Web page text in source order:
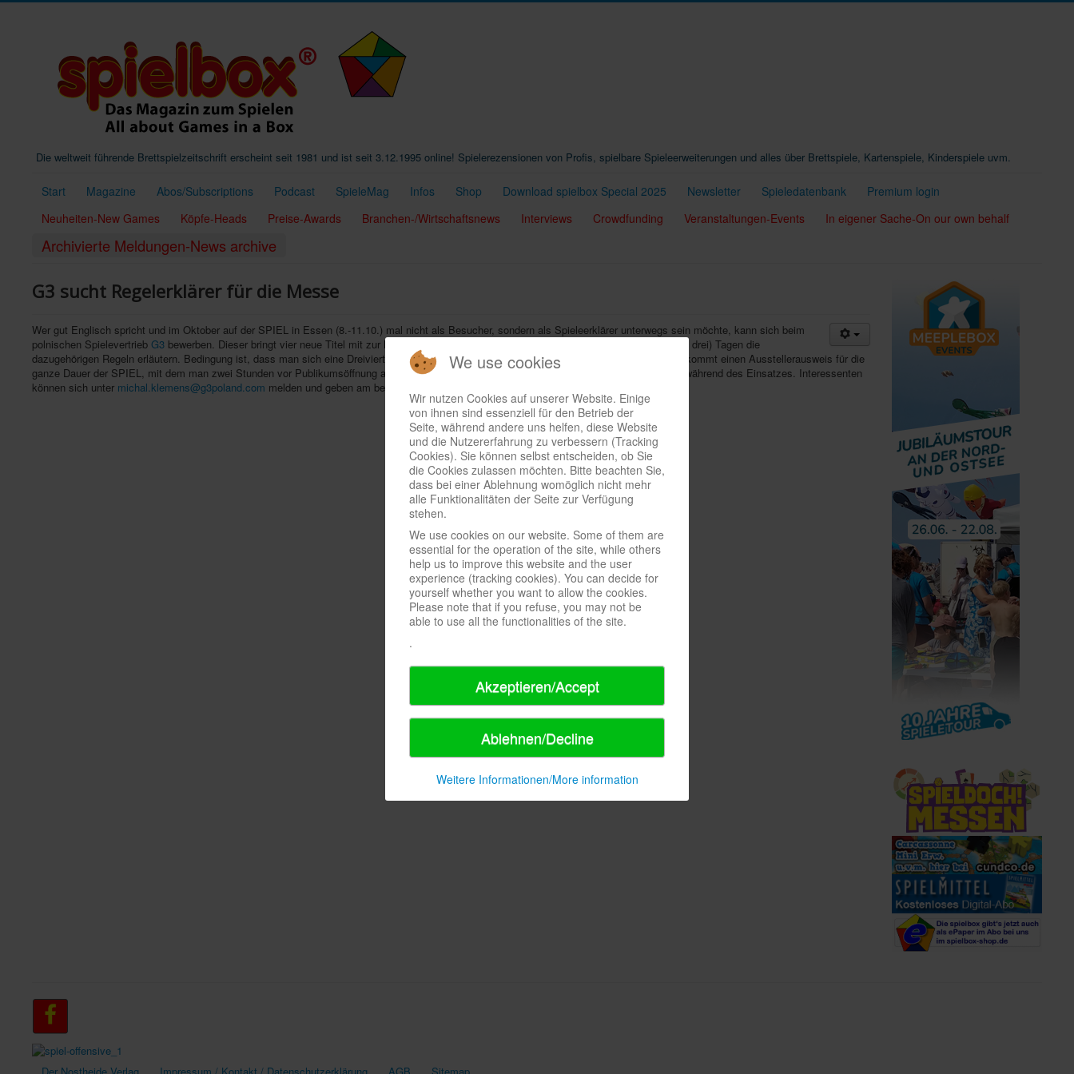
Die weltweit führende Brettspielzeitschrift erscheint seit 1981 und ist seit 3.12.1995 online! Spielerezensionen von Profis, spielbare Spieleerweiterungen und alles über Brettspiele, Kartenspiele, Kinderspiele uvm.
Start Magazine Abos/Subscriptions Podcast SpieleMag Infos Shop Download spielbox Special 2025 Newsletter Spieledatenbank
Premium login
Neuheiten-New Games
Köpfe-Heads Preise-Awards Branchen-/Wirtschaftsnews Interviews Crowdfunding Veranstaltungen-Events In eigener Sache-On our own behalf
Archivierte Meldungen-News archive
G3 sucht Regelerklärer für die Messe
Wer gut Englisch spricht und im Oktober auf der SPIEL in Essen (8.-11.10.) mal nicht als Besucher, sondern als Spieleerklärer unterwegs sein möchte, kann sich beim
polnischen Spielevertrieb G3 bewerben. Dieser bringt vier neue Titel mit zur Messe und braucht Erklärbären, die an zwei (oder wahlweise auch drei) Tagen die
dazugehörigen Regeln erläutern. Bedingung ist, dass man sich eine Dreiviertelstunde vor Messebeginn am Stand einfindet. Wer mitmacht, bekommt einen Ausstellerausweis für die
ganze Dauer der SPIEL, mit dem man zwei Stunden vor Publikumsöffnung aufs Gelände darf, drei G3-Spiele, ein G3-T-Shirt und Verpflegung während des Einsatzes. Interessenten
können sich unter michal.klemens@g3poland.com melden und geben am besten gleich mit an, wann sie tätig werden möchten.
Der Nostheide Verlag Impressum / Kontakt / Datenschutzerklärung AGB Sitemap
We use cookies
Wir nutzen Cookies auf unserer Website. Einige
von ihnen sind essenziell für den Betrieb der
Seite, während andere uns helfen, diese Website
und die Nutzererfahrung zu verbessern (Tracking
Cookies). Sie können selbst entscheiden, ob Sie
die Cookies zulassen möchten. Bitte beachten Sie,
dass bei einer Ablehnung womöglich nicht mehr
alle Funktionalitäten der Seite zur Verfügung
stehen.
We use cookies on our website. Some of them are
essential for the operation of the site, while others
help us to improve this website and the user
experience (tracking cookies). You can decide for
yourself whether you want to allow the cookies.
Please note that if you refuse, you may not be
able to use all the functionalities of the site.
.
Akzeptieren/Accept
Ablehnen/Decline
Weitere Informationen/More information